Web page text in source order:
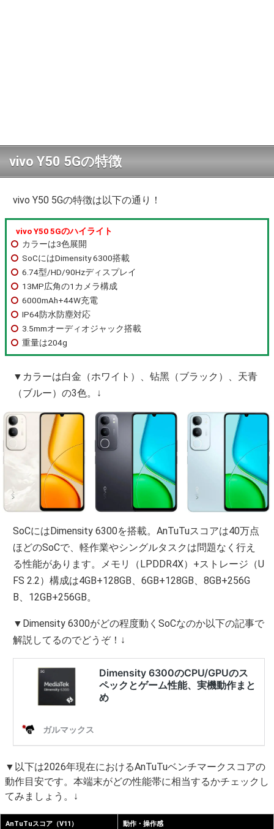
vivo Y50 5Gの特徴
vivo Y50 5Gの特徴は以下の通り！
vivo Y50 5Gのハイライト
カラーは3色展開
SoCにはDimensity 6300搭載
6.74型/HD/90Hzディスプレイ
13MP広角の1カメラ構成
6000mAh+44W充電
IP64防水防塵対応
3.5mmオーディオジャック搭載
重量は204g
▼カラーは白金（ホワイト）、钻黑（ブラック）、天青
（ブルー）の3色。↓
SoCにはDimensity 6300を搭載。AnTuTuスコアは40万点
ほどのSoCで、軽作業やシングルタスクは問題なく行え
る性能があります。メモリ（LPDDR4X）+ストレージ（U
FS 2.2）構成は4GB+128GB、6GB+128GB、8GB+256G
B、12GB+256GB。
▼Dimensity 6300がどの程度動くSoCなのか以下の記事で
解説してるのでどうぞ！↓
▼以下は2026年現在におけるAnTuTuベンチマークスコアの
動作目安です。本端末がどの性能帯に相当するかチェックし
てみましょう。↓
AnTuTuスコア（V11） 動作・操作感